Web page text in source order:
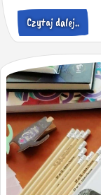
Czytaj dalej..